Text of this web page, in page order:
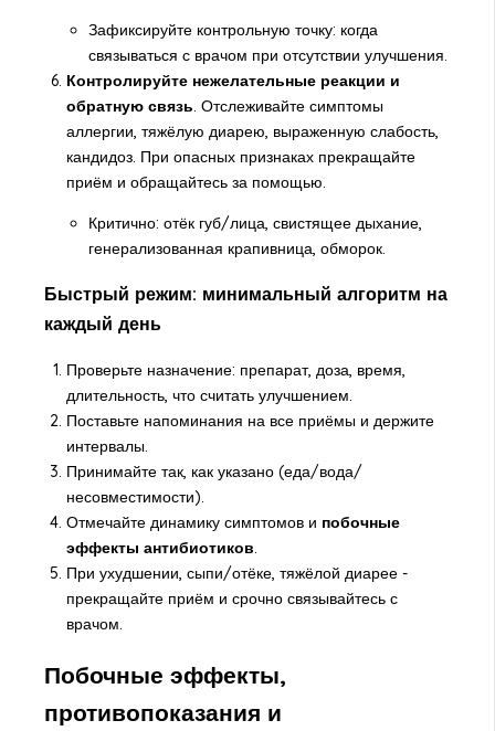
Зафиксируйте контрольную точку: когда
связываться с врачом при отсутствии улучшения.
Контролируйте нежелательные реакции и
обратную связь. Отслеживайте симптомы
аллергии, тяжёлую диарею, выраженную слабость,
кандидоз. При опасных признаках прекращайте
приём и обращайтесь за помощью.
Критично: отёк губ/лица, свистящее дыхание,
генерализованная крапивница, обморок.
Быстрый режим: минимальный алгоритм на
каждый день
Проверьте назначение: препарат, доза, время,
длительность, что считать улучшением.
Поставьте напоминания на все приёмы и держите
интервалы.
Принимайте так, как указано (еда/вода/
несовместимости).
Отмечайте динамику симптомов и побочные
эффекты антибиотиков
При ухудшении, сыпи/отёке, тяжёлой диарее -
прекращайте приём и срочно связывайтесь с
врачом.
Побочные эффекты,
противопоказания и